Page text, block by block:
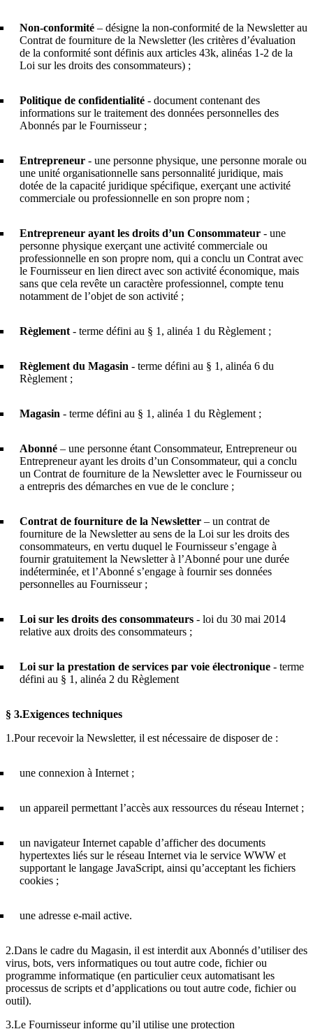
Non-conformité – désigne la non-conformité de la Newsletter au
Contrat de fourniture de la Newsletter (les critères d’évaluation
de la conformité sont définis aux articles 43k, alinéas 1-2 de la
Loi sur les droits des consommateurs) ;
Politique de confidentialité - document contenant des
informations sur le traitement des données personnelles des
Abonnés par le Fournisseur ;
Entrepreneur - une personne physique, une personne morale ou
une unité organisationnelle sans personnalité juridique, mais
dotée de la capacité juridique spécifique, exerçant une activité
commerciale ou professionnelle en son propre nom ;
Entrepreneur ayant les droits d’un Consommateur - une
personne physique exerçant une activité commerciale ou
professionnelle en son propre nom, qui a conclu un Contrat avec
le Fournisseur en lien direct avec son activité économique, mais
sans que cela revête un caractère professionnel, compte tenu
notamment de l’objet de son activité ;
Règlement - terme défini au § 1, alinéa 1 du Règlement ;
Règlement du Magasin - terme défini au § 1, alinéa 6 du
Règlement ;
Magasin - terme défini au § 1, alinéa 1 du Règlement ;
Abonné – une personne étant Consommateur, Entrepreneur ou
Entrepreneur ayant les droits d’un Consommateur, qui a conclu
un Contrat de fourniture de la Newsletter avec le Fournisseur ou
a entrepris des démarches en vue de le conclure ;
Contrat de fourniture de la Newsletter – un contrat de
fourniture de la Newsletter au sens de la Loi sur les droits des
consommateurs, en vertu duquel le Fournisseur s’engage à
fournir gratuitement la Newsletter à l’Abonné pour une durée
indéterminée, et l’Abonné s’engage à fournir ses données
personnelles au Fournisseur ;
Loi sur les droits des consommateurs - loi du 30 mai 2014
relative aux droits des consommateurs ;
Loi sur la prestation de services par voie électronique - terme
défini au § 1, alinéa 2 du Règlement
§ 3.Exigences techniques
1.Pour recevoir la Newsletter, il est nécessaire de disposer de :
une connexion à Internet ;
un appareil permettant l’accès aux ressources du réseau Internet ;
un navigateur Internet capable d’afficher des documents
hypertextes liés sur le réseau Internet via le service WWW et
supportant le langage JavaScript, ainsi qu’acceptant les fichiers
cookies ;
une adresse e-mail active.
2.Dans le cadre du Magasin, il est interdit aux Abonnés d’utiliser des
virus, bots, vers informatiques ou tout autre code, fichier ou
programme informatique (en particulier ceux automatisant les
processus de scripts et d’applications ou tout autre code, fichier ou
outil).
3.Le Fournisseur informe qu’il utilise une protection